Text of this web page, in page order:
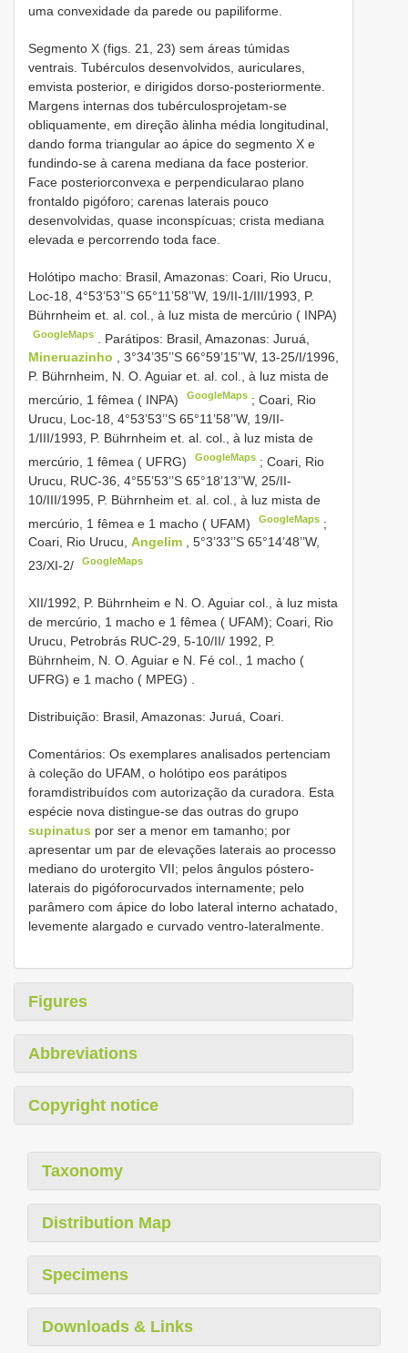
uma convexidade da parede ou papiliforme.
Segmento X (figs. 21, 23) sem áreas túmidas
ventrais. Tubérculos desenvolvidos, auriculares,
emvista posterior, e dirigidos dorso-posteriormente.
Margens internas dos tubérculosprojetam-se
obliquamente, em direção àlinha média longitudinal,
dando forma triangular ao ápice do segmento X e
fundindo-se à carena mediana da face posterior.
Face posteriorconvexa e perpendicularao plano
frontaldo pigóforo; carenas laterais pouco
desenvolvidas, quase inconspícuas; crista mediana
elevada e percorrendo toda face.
Holótipo macho: Brasil, Amazonas: Coari, Rio Urucu,
Loc-18, 4°53’53’’S 65°11’58’’W, 19/II-1/III/1993, P.
Bührnheim et. al. col., à luz mista de mercúrio ( INPA)
GoogleMaps
Parátipos: Brasil, Amazonas: Juruá,
Mineruazinho , 3°34’35’’S 66°59’15’’W, 13-25/I/1996,
P. Bührnheim, N. O. Aguiar et. al. col., à luz mista de
mercúrio, 1 fêmea ( INPA)
GoogleMaps ;Coari, Rio
Urucu, Loc-18, 4°53’53’’S 65°11’58’’W, 19/II-
1/III/1993, P. Bührnheim et. al. col., à luz mista de
mercúrio, 1 fêmea ( UFRG)
GoogleMaps ;Coari, Rio
Urucu, RUC-36, 4°55’53’’S 65°18’13’’W, 25/II-
10/III/1995, P. Bührnheim et. al. col., à luz mista de
mercúrio, 1 fêmea e 1 macho ( UFAM)
GoogleMaps ;
Coari, Rio Urucu, Angelim , 5°3’33’’S 65°14’48’’W,
23/XI-2/
GoogleMaps
XII/1992, P. Bührnheim e N. O. Aguiar col., à luz mista
de mercúrio, 1 macho e 1 fêmea ( UFAM); Coari, Rio
Urucu, Petrobrás RUC-29, 5-10/II/ 1992, P.
Bührnheim, N. O. Aguiar e N. Fé col., 1 macho (
UFRG) e 1 macho ( MPEG)
Distribuição: Brasil, Amazonas: Juruá, Coari.
Comentários: Os exemplares analisados pertenciam
à coleção do UFAM, o holótipo eos parátipos
foramdistribuídos com autorização da curadora. Esta
espécie nova distingue-se das outras do grupo
supinatus por ser a menor em tamanho; por
apresentar um par de elevações laterais ao processo
mediano do urotergito VII; pelos ângulos póstero-
laterais do pigóforocurvados internamente; pelo
parâmero com ápice do lobo lateral interno achatado,
levemente alargado e curvado ventro-lateralmente.
Figures
Abbreviations
Copyright notice
Taxonomy
Distribution Map
Specimens
Downloads & Links